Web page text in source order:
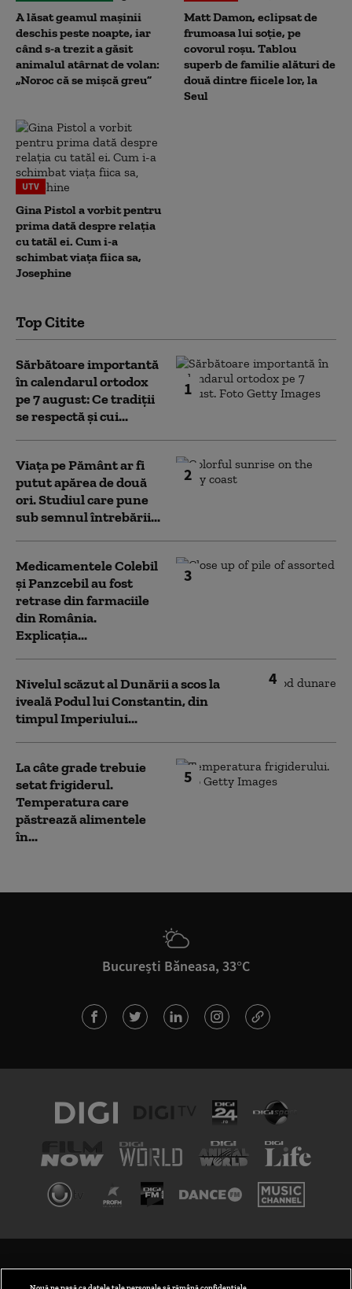
A lăsat geamul mașinii
deschis peste noapte, iar
când s-a trezit a găsit
animalul atârnat de volan:
„Noroc că se mișcă greu”
Matt Damon, eclipsat de
frumoasa lui soție, pe
covorul roșu. Tablou
superb de familie alături de
două dintre fiicele lor, la
Seul
UTV
Gina Pistol a vorbit pentru
prima dată despre relația
cu tatăl ei. Cum i-a
schimbat viața fiica sa,
Josephine
Top Citite
1
Sărbătoare importantă
în calendarul ortodox
pe 7 august: Ce tradiții
se respectă și cui...
2
Viața pe Pământ ar fi
putut apărea de două
ori. Studiul care pune
sub semnul întrebării...
3
Medicamentele Colebil
și Panzcebil au fost
retrase din farmaciile
din România.
Explicația...
4
Nivelul scăzut al Dunării a scos la
iveală Podul lui Constantin, din
timpul Imperiului...
5
La câte grade trebuie
setat frigiderul.
Temperatura care
păstrează alimentele
în...
București Băneasa, 33°C